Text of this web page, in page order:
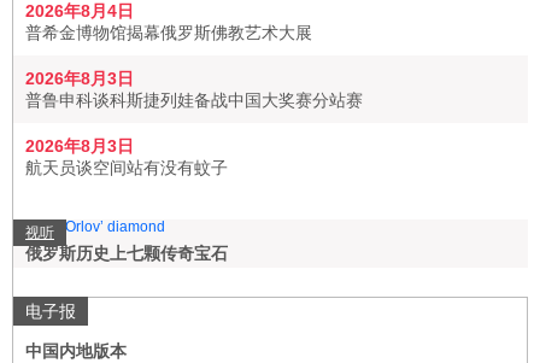
2026年8月4日
普希金博物馆揭幕俄罗斯佛教艺术大展
2026年8月3日
普鲁申科谈科斯捷列娃备战中国大奖赛分站赛
2026年8月3日
航天员谈空间站有没有蚊子
视听
俄罗斯历史上七颗传奇宝石
电子报
中国内地版本